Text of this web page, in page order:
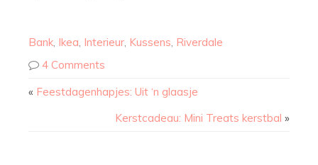
Bank Ikea Interieur Kussens Riverdale
4 Comments
« Feestdagenhapjes: Uit ‘n glaasje
Kerstcadeau: Mini Treats kerstbal »